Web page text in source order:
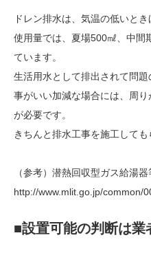
ドレン排水は、気温の低いと
使用量では、夏場500㎖、中間
ています。
生活用水として排出されて問
事がいい加減な場合には、周
が必要です。
きちんと排水工事を施工しても
（参考）潜熱回収型ガス給湯
http://www.mlit.go.jp/common/
■設置可能の判断は業